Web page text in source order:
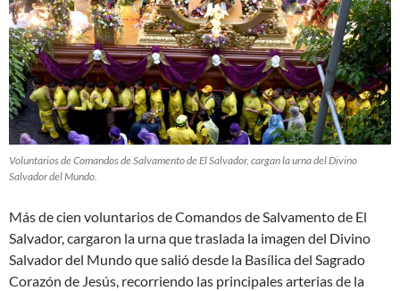
Voluntarios de Comandos de Salvamento de El Salvador, cargan la urna del Divino
Salvador del Mundo.
Más de cien voluntarios de Comandos de Salvamento de El
Salvador, cargaron la urna que traslada la imagen del Divino
Salvador del Mundo que salió desde la Basílica del Sagrado
Corazón de Jesús, recorriendo las principales arterias de la